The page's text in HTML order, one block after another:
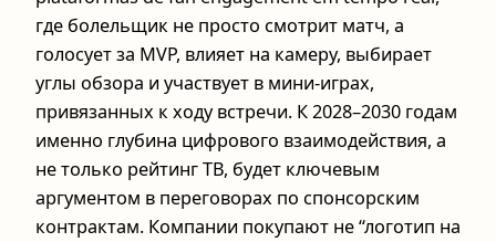
где болельщик не просто смотрит матч, а
голосует за MVP, влияет на камеру, выбирает
углы обзора и участвует в мини-играх,
привязанных к ходу встречи. К 2028–2030 годам
именно глубина цифрового взаимодействия, а
не только рейтинг ТВ, будет ключевым
аргументом в переговорах по спонсорским
контрактам. Компании покупают не “логотип на